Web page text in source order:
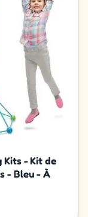
- Kit de
- Bleu - À